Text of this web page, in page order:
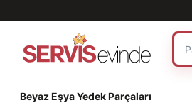
Beyaz Eşya Yedek Parçaları